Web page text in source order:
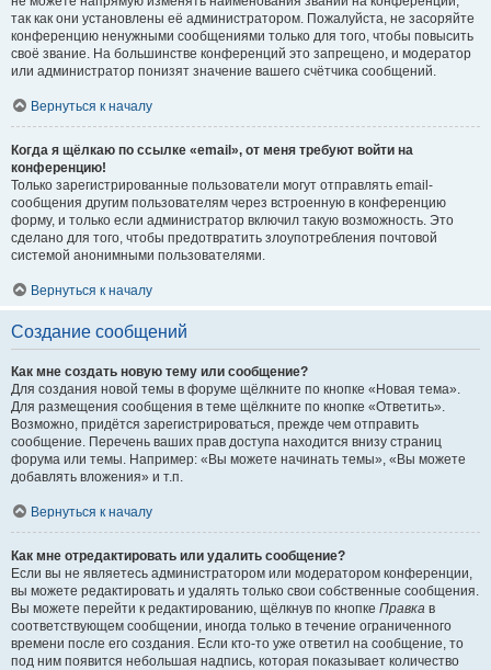
так как они установлены её администратором. Пожалуйста, не засоряйте
конференцию ненужными сообщениями только для того, чтобы повысить
своё звание. На большинстве конференций это запрещено, и модератор
или администратор понизят значение вашего счётчика сообщений.
Вернуться к началу
Когда я щёлкаю по ссылке «email», от меня требуют войти на
конференцию!
Только зарегистрированные пользователи могут отправлять email-
сообщения другим пользователям через встроенную в конференцию
форму, и только если администратор включил такую возможность. Это
сделано для того, чтобы предотвратить злоупотребления почтовой
системой анонимными пользователями.
Вернуться к началу
Создание сообщений
Как мне создать новую тему или сообщение?
Для создания новой темы в форуме щёлкните по кнопке «Новая тема».
Для размещения сообщения в теме щёлкните по кнопке «Ответить».
Возможно, придётся зарегистрироваться, прежде чем отправить
сообщение. Перечень ваших прав доступа находится внизу страниц
форума или темы. Например: «Вы можете начинать темы», «Вы можете
добавлять вложения» и т.п.
Вернуться к началу
Как мне отредактировать или удалить сообщение?
Если вы не являетесь администратором или модератором конференции,
вы можете редактировать и удалять только свои собственные сообщения.
Вы можете перейти к редактированию, щёлкнув по кнопке Правка в
соответствующем сообщении, иногда только в течение ограниченного
времени после его создания. Если кто-то уже ответил на сообщение, то
под ним появится небольшая надпись, которая показывает количество